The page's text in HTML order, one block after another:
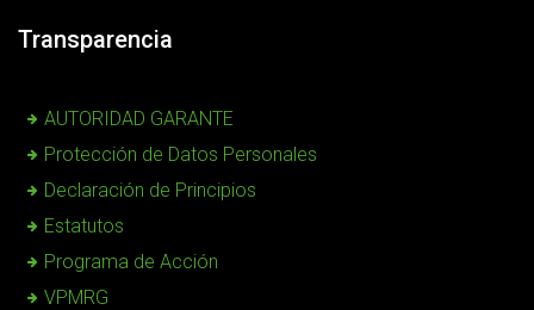
Transparencia
AUTORIDAD GARANTE
Protección de Datos Personales
Declaración de Principios
Estatutos
Programa de Acción
VPMRG